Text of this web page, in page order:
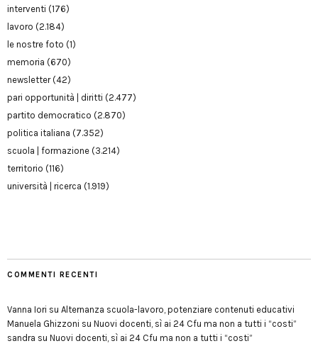
interventi (176)
lavoro (2.184)
le nostre foto (1)
memoria (670)
newsletter(42)
pari opportunità | diritti (2.477)
partito democratico (2.870)
politica italiana (7.352)
scuola | formazione (3.214)
territorio (116)
università | ricerca (1.919)
COMMENTI RECENTI
Vanna Iori su Alternanza scuola-lavoro, potenziare contenuti educativi
Manuela Ghizzoni su Nuovi docenti, sì ai 24 Cfu ma non a tutti i “costi”
sandra su Nuovi docenti, sì ai 24 Cfu ma non a tutti i “costi”